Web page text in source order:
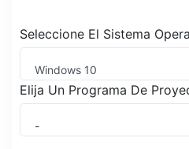
Seleccione El Sistema
Windows 10
Elija Un Programa De
-